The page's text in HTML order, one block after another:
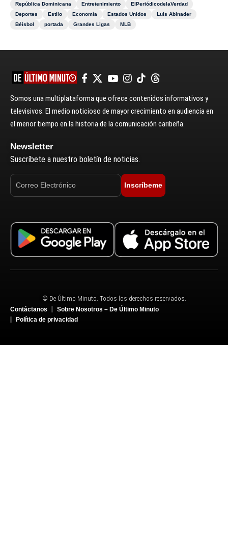
República Dominicana
Entretenimiento
ElPeriódicodelaVerdad
Deportes
Estilo Economía Estados Unidos
Luis Abinader
Béisbol
portada Grandes Ligas MLB
Somos una multiplataforma que ofrece contenidos informativos y
televisivos. El medio noticioso de mayor crecimiento en audiencia en
el menor tiempo en la historia de la comunicación caribeña.
Newsletter
Suscríbete a nuestro boletín de noticias.
Inscríbeme
© De Último Minuto. Todos los derechos reservados.
Contáctanos
Sobre Nosotros – De Último Minuto
Política de privacidad